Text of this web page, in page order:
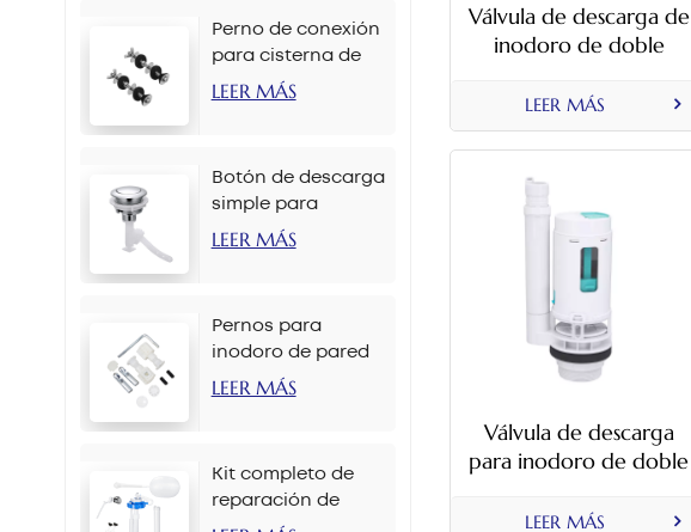
Perno de conexión
para cisterna de
inodoro M6 x 90
LEER MÁS
Botón de descarga
simple para
inodoro de 38 mm
LEER MÁS
Pernos para
inodoro de pared
M12 x 70 mm
LEER MÁS
Kit completo de
reparación de
tanque de inodoro
Válvula de descarga de
inodoro de doble
por cable
LEER MÁS
Válvula de descarga
para inodoro de doble
180 mm de altura
LEER MÁS